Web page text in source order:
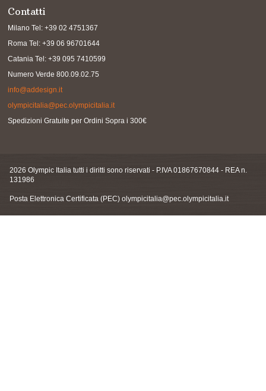
Contatti
Milano Tel: +39 02 4751367
Roma Tel: +39 06 96701644
Catania Tel: +39 095 7410599
Numero Verde 800.09.02.75
info@addesign.it
olympicitalia@pec.olympicitalia.it
Spedizioni Gratuite per Ordini Sopra i 300€
2026 Olympic Italia tutti i diritti sono riservati - P.IVA 01867670844 - REA n.
131986
Posta Elettronica Certificata (PEC)olympicitalia@pec.olympicitalia.it